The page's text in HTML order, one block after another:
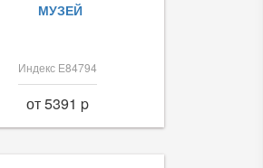
МУЗЕЙ
Индекс Е84794
от 5391 p